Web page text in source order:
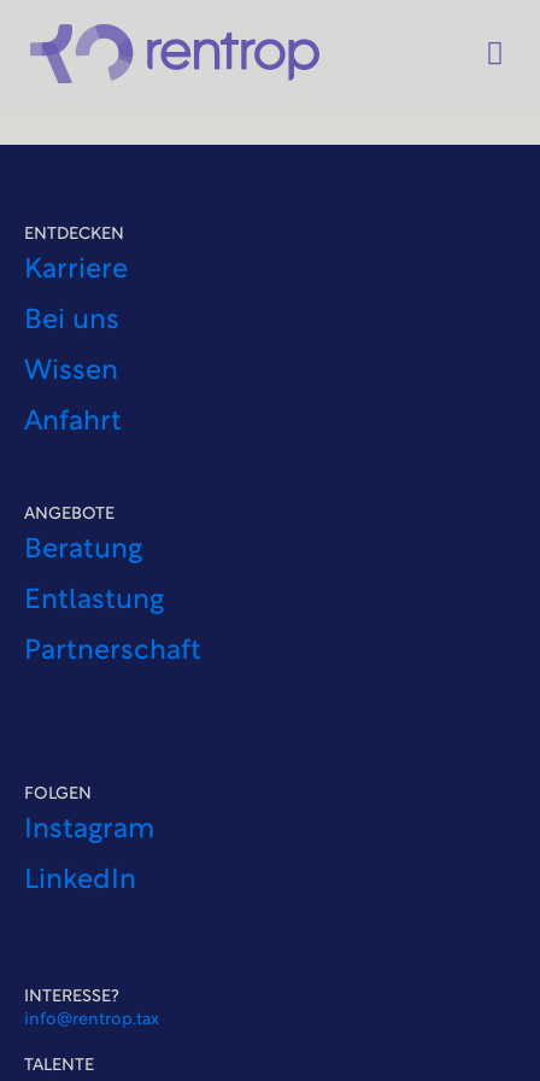
ENTDECKEN
Karriere
Bei uns
Wissen
Anfahrt
ANGEBOTE
Beratung
Entlastung
Partnerschaft
FOLGEN
Instagram
LinkedIn
INTERESSE?
info@rentrop.tax
TALENTE